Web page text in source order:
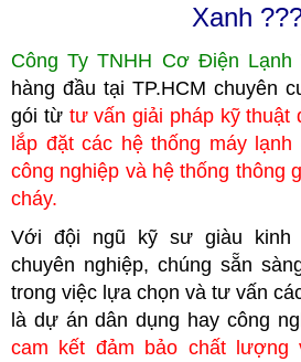
Xanh
Công Ty TNHH Cơ Điện Lạnh
hàng đầu tại TP.HCM chuyên
gói từ tư vấn giải pháp kỹ thuật
lắp đặt các hệ thống máy lạnh
công nghiệp và hệ thống thông
cháy.
Với đội ngũ kỹ sư giàu kinh
chuyên nghiệp, chúng sẵn
trong việc lựa chọn và tư vấn
là dự án dân dụng hay công
cam kết đảm bảo chất lượng